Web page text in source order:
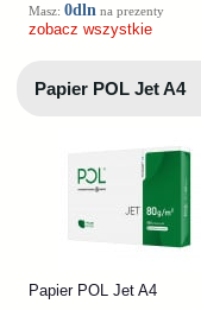
Masz: 0dln na prezenty
zobacz wszystkie
Papier POL Jet A4
Papier POL Jet A4